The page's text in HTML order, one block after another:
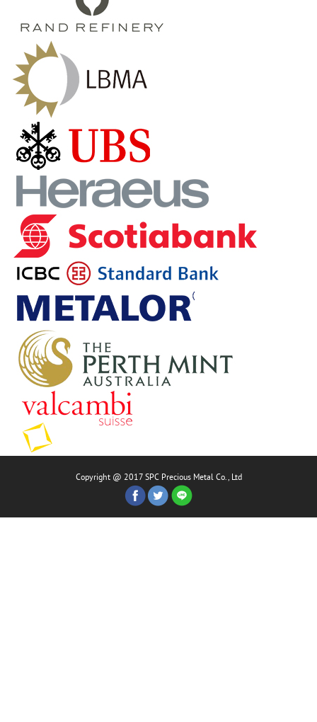
Copyright @ 2017 SPC Precious Metal Co., Ltd